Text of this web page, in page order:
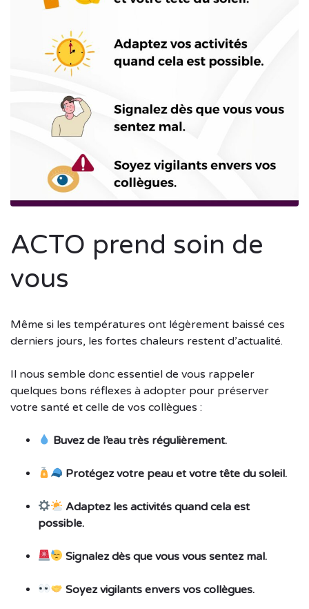
ACTO prend soin de
vous
Même si les températures ont légèrement baissé ces
derniers jours, les fortes chaleurs restent d’actualité.
Il nous semble donc essentiel de vous rappeler
quelques bons réflexes à adopter pour préserver
votre santé et celle de vos collègues :
Buvez de l’eau très régulièrement.
Protégez votre peau et votre tête du soleil.
Adaptez les activités quand cela est
possible.
Signalez dès que vous vous sentez mal.
Soyez vigilants envers vos collègues.